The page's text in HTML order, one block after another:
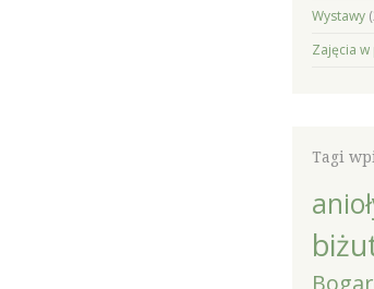
Wystawy
Zajęcia
Tagi